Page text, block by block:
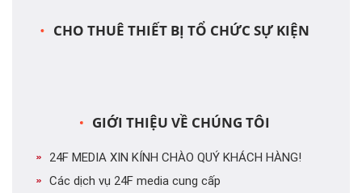
CHO THUÊ THIẾT BỊ TỔ CHỨC SỰ KIỆN
GIỚI THIỆU VỀ CHÚNG TÔI
24F MEDIA XIN KÍNH CHÀO QUÝ KHÁCH HÀNG!
Các dịch vụ 24F media cung cấp